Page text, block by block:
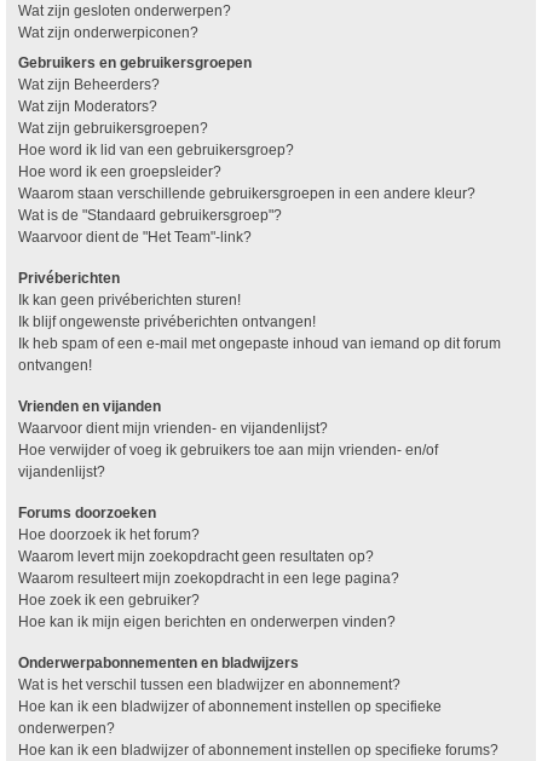
Wat zijn gesloten onderwerpen?
Wat zijn onderwerpiconen?
Gebruikers en gebruikersgroepen
Wat zijn Beheerders?
Wat zijn Moderators?
Wat zijn gebruikersgroepen?
Hoe word ik lid van een gebruikersgroep?
Hoe word ik een groepsleider?
Waarom staan verschillende gebruikersgroepen in een andere kleur?
Wat is de "Standaard gebruikersgroep"?
Waarvoor dient de "Het Team"-link?
Privéberichten
Ik kan geen privéberichten sturen!
Ik blijf ongewenste privéberichten ontvangen!
Ik heb spam of een e-mail met ongepaste inhoud van iemand op dit forum
ontvangen!
Vrienden en vijanden
Waarvoor dient mijn vrienden- en vijandenlijst?
Hoe verwijder of voeg ik gebruikers toe aan mijn vrienden- en/of
vijandenlijst?
Forums doorzoeken
Hoe doorzoek ik het forum?
Waarom levert mijn zoekopdracht geen resultaten op?
Waarom resulteert mijn zoekopdracht in een lege pagina?
Hoe zoek ik een gebruiker?
Hoe kan ik mijn eigen berichten en onderwerpen vinden?
Onderwerpabonnementen en bladwijzers
Wat is het verschil tussen een bladwijzer en abonnement?
Hoe kan ik een bladwijzer of abonnement instellen op specifieke
onderwerpen?
Hoe kan ik een bladwijzer of abonnement instellen op specifieke forums?